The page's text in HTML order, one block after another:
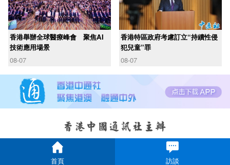
香港舉辦全球醫療峰會 聚焦AI
技術應用場景
08-07
香港特區政府考慮訂立“持續性侵
犯兒童”罪
08-07
首頁 訪談